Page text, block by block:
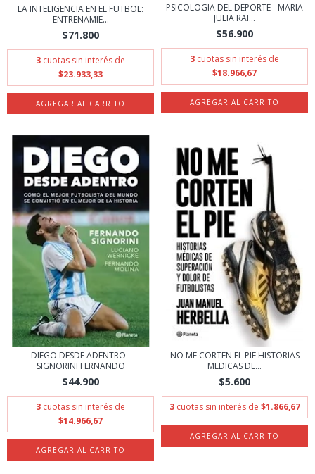
LA INTELIGENCIA EN EL FUTBOL:
ENTRENAMIE...
$71.800
3 cuotas sin interés de
$23.933,33
PSICOLOGIA DEL DEPORTE - MARIA
JULIA RAI...
$56.900
3 cuotas sin interés de
$18.966,67
DIEGO DESDE ADENTRO -
SIGNORINI FERNANDO
$44.900
3 cuotas sin interés de
$14.966,67
NO ME CORTEN EL PIE HISTORIAS
MEDICAS DE...
$5.600
3 cuotas sin interés de $1.866,67